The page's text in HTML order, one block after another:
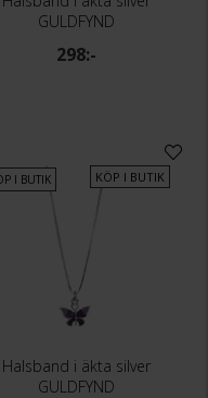
GULDFYND
298:-
I BUTIK KÖP I BUTIK
Halsband i äkta silver
GULDFYND